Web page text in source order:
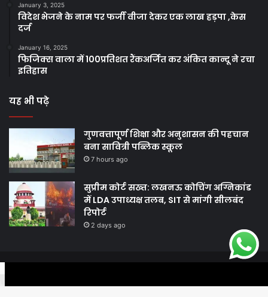
January 3, 2025
विदेश भेजने के नाम पर फर्जी वीजा देकर एक लाख हड़पा ,केस
दर्ज
January 16, 2025
फिजिक्स वाला में 100प्रतिशत रैंकअर्जित कर अंकित कान्दू ने रचा
इतिहास
यह भी पढ़े
गुणवत्तापूर्ण शिक्षा और अनुशासन की पहचान
बना सावित्री पब्लिक स्कूल
7 hours ago
सुप्रीम कोर्ट सख्त: लखनऊ कोचिंग अग्निकांड
में LDA उपाध्यक्ष तलब, SIT से मांगी सीलबंद
रिपोर्ट
2 days ago
Facebook Twitter WhatsApp Telegram Viber